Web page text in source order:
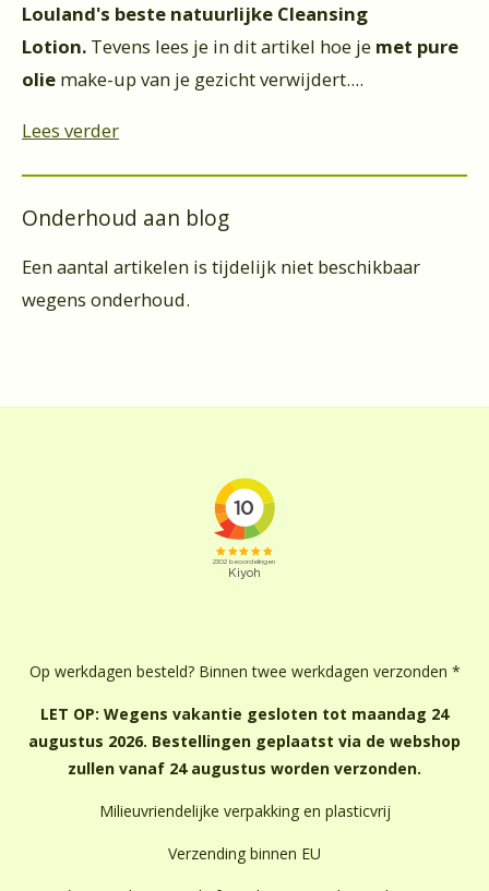
Louland's beste natuurlijke Cleansing
Lotion. Tevens lees je in dit artikel hoe je met pure
olie make-up van je gezicht verwijdert....
Lees verder
Onderhoud aan blog
Een aantal artikelen is tijdelijk niet beschikbaar
wegens onderhoud.
Op werkdagen besteld? Binnen twee werkdagen verzonden *
LET OP: Wegens vakantie gesloten tot maandag 24
augustus 2026. Bestellingen geplaatst via de webshop
zullen vanaf 24 augustus worden verzonden.
Milieuvriendelijke verpakking en plasticvrij
Verzending binnen EU